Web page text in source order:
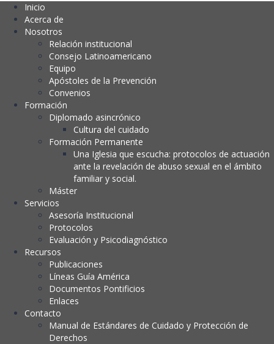
Inicio
Acerca de
Nosotros
Relación institucional
Consejo Latinoamericano
Equipo
Apóstoles de la Prevención
Convenios
Formación
Diplomado asincrónico
Cultura del cuidado
Formación Permanente
Una Iglesia que escucha: protocolos de actuación
ante la revelación de abuso sexual en el ámbito
familiar y social.
Máster
Servicios
Asesoría Institucional
Protocolos
Evaluación y Psicodiagnóstico
Recursos
Publicaciones
Líneas Guía América
Documentos Pontificios
Enlaces
Contacto
Manual de Estándares de Cuidado y Protección de
Derechos